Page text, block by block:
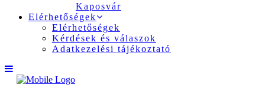
Kaposvár
Elérhetőségek
Elérhetőségek
Kérdések és válaszok
Adatkezelési tájékoztató